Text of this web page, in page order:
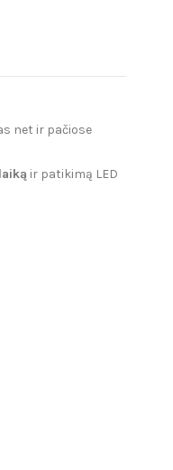
net ir pačiose
ir patikimą LED